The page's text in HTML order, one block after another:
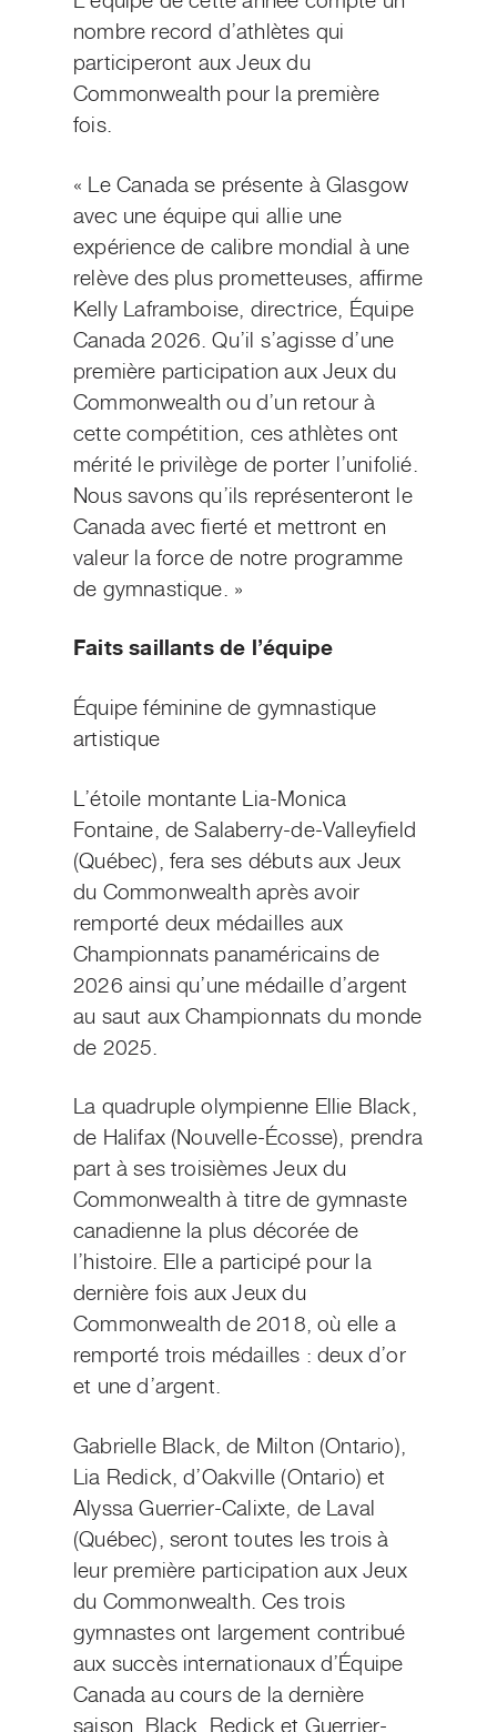
nombre record d’athlètes qui
participeront aux Jeux du
Commonwealth pour la première
fois.
« Le Canada se présente à Glasgow
avec une équipe qui allie une
expérience de calibre mondial à une
relève des plus prometteuses, affirme
Kelly Laframboise, directrice, Équipe
Canada 2026. Qu’il s’agisse d’une
première participation aux Jeux du
Commonwealth ou d’un retour à
cette compétition, ces athlètes ont
mérité le privilège de porter l’unifolié.
Nous savons qu’ils représenteront le
Canada avec fierté et mettront en
valeur la force de notre programme
de gymnastique. »
Faits saillants de l’équipe
Équipe féminine de gymnastique
artistique
L’étoile montante Lia-Monica
Fontaine, de Salaberry-de-Valleyfield
(Québec), fera ses débuts aux Jeux
du Commonwealth après avoir
remporté deux médailles aux
Championnats panaméricains de
2026 ainsi qu’une médaille d’argent
au saut aux Championnats du monde
de 2025.
La quadruple olympienne Ellie Black,
de Halifax (Nouvelle-Écosse), prendra
part à ses troisièmes Jeux du
Commonwealth à titre de gymnaste
canadienne la plus décorée de
l’histoire. Elle a participé pour la
dernière fois aux Jeux du
Commonwealth de 2018, où elle a
remporté trois médailles : deux d’or
et une d’argent.
Gabrielle Black, de Milton (Ontario),
Lia Redick, d’Oakville (Ontario) et
Alyssa Guerrier-Calixte, de Laval
(Québec), seront toutes les trois à
leur première participation aux Jeux
du Commonwealth. Ces trois
gymnastes ont largement contribué
aux succès internationaux d’Équipe
Canada au cours de la dernière
saison. Black, Redick et Guerrier-